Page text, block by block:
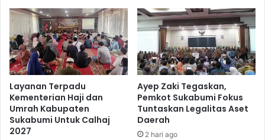
Layanan Terpadu
Kementerian Haji dan
Umrah Kabupaten
Sukabumi Untuk Calhaj
2027
Ayep Zaki Tegaskan,
Pemkot Sukabumi Fokus
Tuntaskan Legalitas Aset
Daerah
2 hari ago